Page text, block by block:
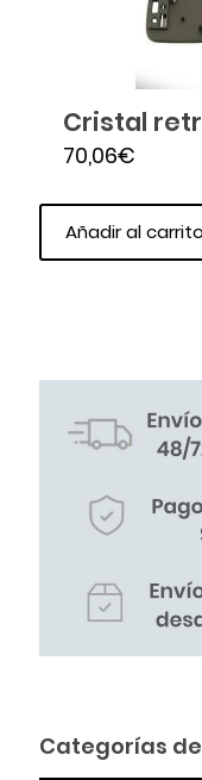
Cristal
70,06€
Añadir al carrito
Categorías